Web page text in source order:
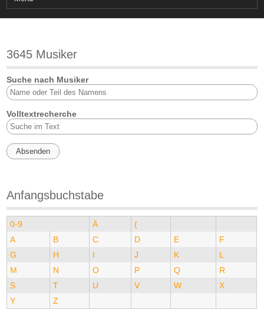
3645 Musiker
Suche nach Musiker
Volltextrecherche
Anfangsbuchstabe
0-9 Ä
(
A
B C D E
F
G
H I J K
L
M
N O P Q
R
S
T U V W
X
Y
Z